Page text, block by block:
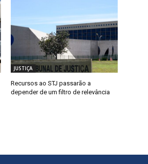
JUSTIÇA
Recursos ao STJ passarão a
depender de um filtro de relevância